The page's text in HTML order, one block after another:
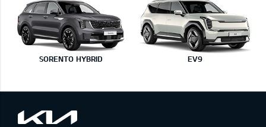
SORENTO HYBRID EV9